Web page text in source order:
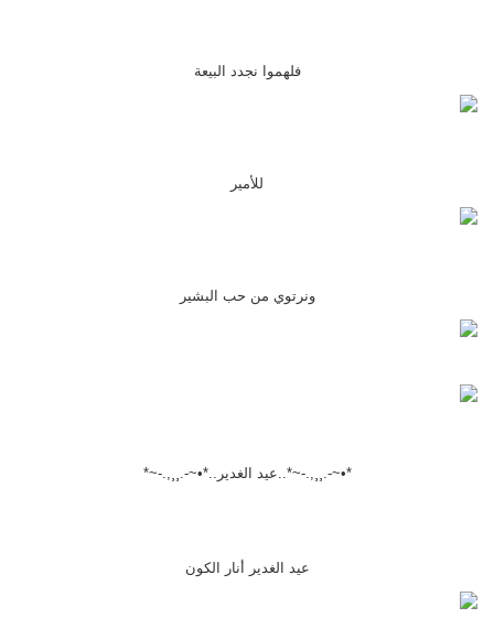
فلهموا نجدد البيعة
للأمير
ونرتوي من حب البشير
*•~-.¸¸,.-~*..عيد الغدير..*•~-.¸¸,.-~*
عيد الغدير أنار الكون